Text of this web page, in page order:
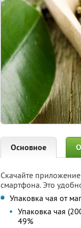
Основное
Скачайте
смартфона. Это
Упаковка чая от
Упаковка чая
49%